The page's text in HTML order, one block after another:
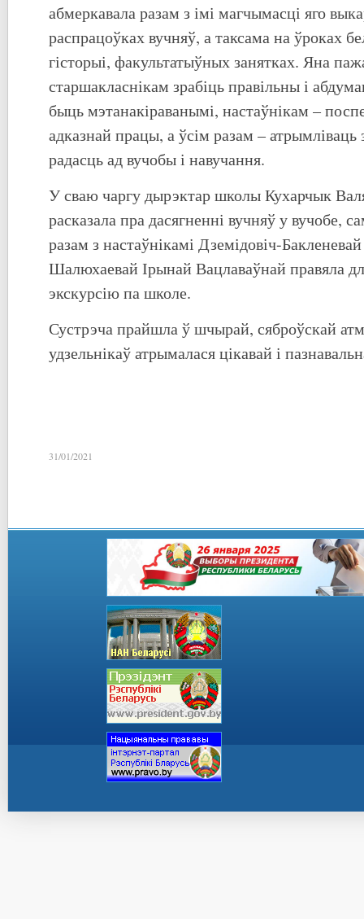
абмеркавала разам з імі магчымасці яго
распрацоўках вучняў, а таксама на ўроках
гісторыі, факультатыўных занятках. Яна
старшакласнікам зрабіць правільны і
быць мэтанакіраванымі, настаўнікам –
адказнай працы, а ўсім разам – атрымліваць
радасць ад вучобы і навучання.
У сваю чаргу дырэктар школы Кухарчык
расказала пра дасягненні вучняў у вучобе,
разам з настаўнікамі Дземідовіч-
Шалюхаевай Ірынай Вацлаваўнай правяла
экскурсію па школе.
Сустрэча прайшла ў шчырай, сяброўскай
удзельнікаў атрымалася цікавай і
31/01/2021